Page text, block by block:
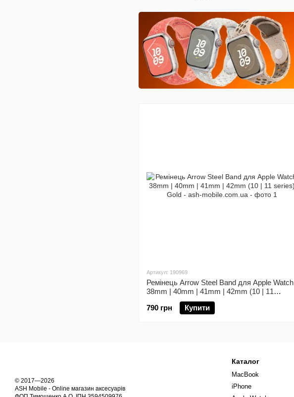
Артикул: 190969
Ремінець Arrow Steel Band для Apple Watch
38mm | 40mm | 41mm | 42mm (10 | 11
series) Gold
790 грн
Купити
© 2017—2026
ASH Mobile - Online магазин аксесуарів
Каталог
MacBook
iPhone